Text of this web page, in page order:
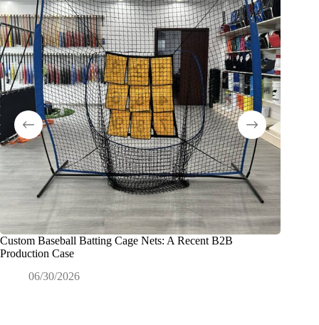
Custom Baseball Batting Cage Nets: A Recent B2B
Production Case
06/30/2026